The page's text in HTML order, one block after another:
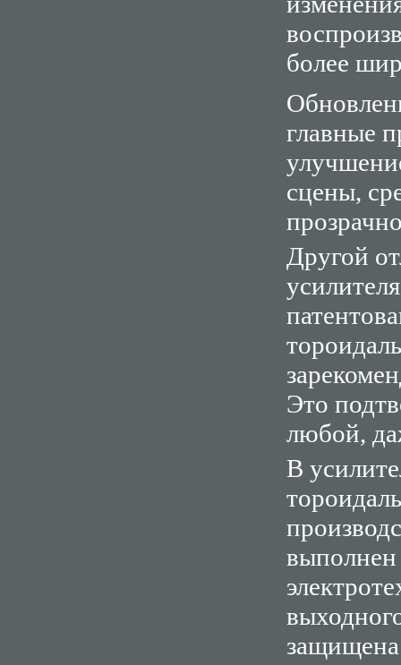
более
главные
сцены,
Другой
Это
любой,
В
выполнен